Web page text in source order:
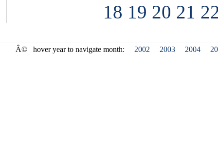
18 19 20 21
Â© hover year to navigate month: 2002 2003 2004